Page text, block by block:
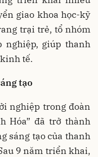
giao khoa học-kỹ
trại trẻ, tổ nhóm
giúp thanh
tế.
tạo
nghiệp trong đoàn
Hóa” đã trở thành
sáng tạo của thanh
9 năm triển khai,